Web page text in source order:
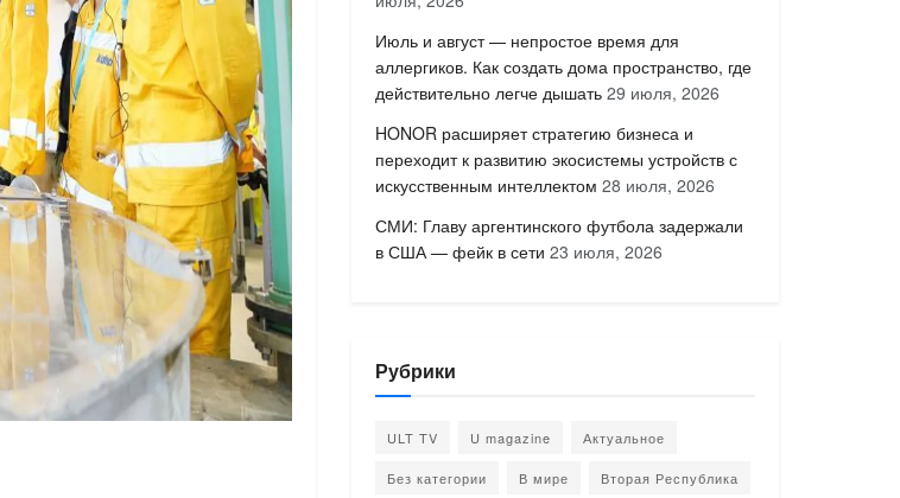
Июль и август — непростое время для
аллергиков. Как создать дома пространство, где
действительно легче дышать 29 июля, 2026
HONOR расширяет стратегию бизнеса и
переходит к развитию экосистемы устройств с
искусственным интеллектом 28 июля, 2026
СМИ: Главу аргентинского футбола задержали
в США — фейк в сети 23 июля, 2026
Рубрики
ULT TV U magazine Актуальное
Без категории В мире Вторая Республика